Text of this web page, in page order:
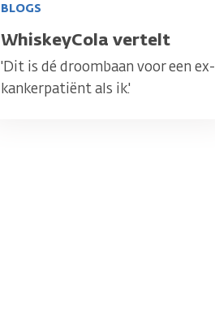
BLOGS
Titel
WhiskeyCola vertelt
'Dit is dé droombaan voor een ex-
kankerpatiënt als ik.'